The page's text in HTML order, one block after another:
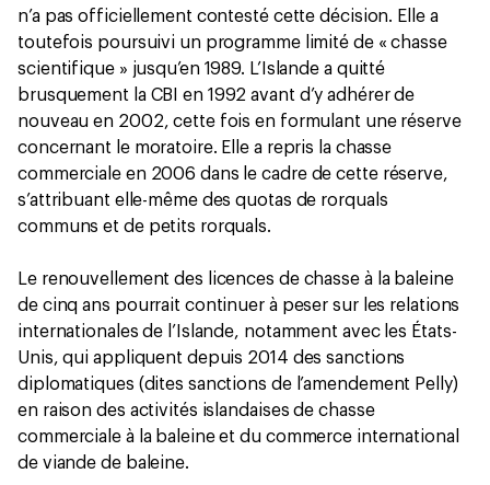
n’a pas officiellement contesté cette décision. Elle a
toutefois poursuivi un programme limité de « chasse
scientifique » jusqu’en 1989. L’Islande a quitté
brusquement la CBI en 1992 avant d’y adhérer de
nouveau en 2002, cette fois en formulant une réserve
concernant le moratoire. Elle a repris la chasse
commerciale en 2006 dans le cadre de cette réserve,
s’attribuant elle-même des quotas de rorquals
communs et de petits rorquals.
Le renouvellement des licences de chasse à la baleine
de cinq ans pourrait continuer à peser sur les relations
internationales de l’Islande, notamment avec les États-
Unis, qui appliquent depuis 2014 des sanctions
diplomatiques (dites sanctions de l’amendement Pelly)
en raison des activités islandaises de chasse
commerciale à la baleine et du commerce international
de viande de baleine.